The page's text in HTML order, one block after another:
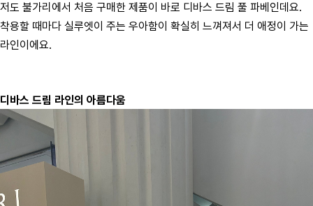
저도 불가리에서 처음 구매한 제품이 바로 디바스 드림 풀 파베인데요.
착용할 때마다 실루엣이 주는 우아함이 확실히 느껴져서 더 애정이 가는
라인이에요.
디바스 드림 라인의 아름다움